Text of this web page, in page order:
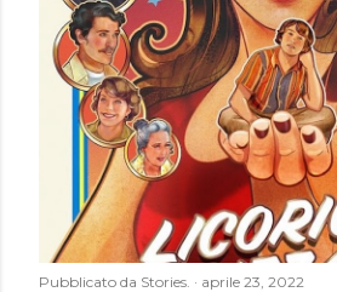
Pubblicato da Stories. aprile 23, 2022